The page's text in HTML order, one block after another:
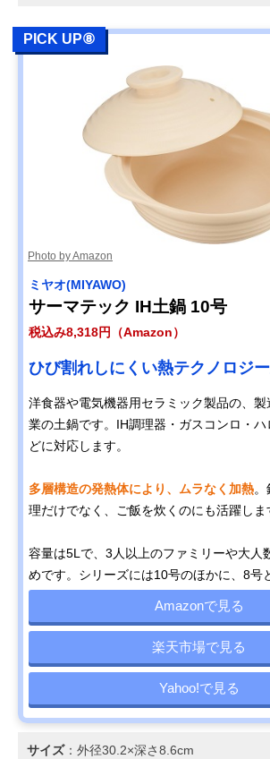
PICK UP⑧
Photo by Amazon
‎ミヤオ(MIYAWO)
サーマテック IH土鍋 10号
税込み8,318円（Amazon）
ひび割れしにくい熱テクノロジ
洋食器や電気機器用セラミック製品の、
業の土鍋です。IH調理器・ガスコンロ・
どに対応します。
多層構造の発熱体により、ムラなく加熱
理だけでなく、ご飯を炊くのにも活躍しま
容量は5Lで、3人以上のファミリーや大人
めです。シリーズには10号のほかに、8号
Amazonで見る
楽天市場で見る
Yahoo!で見る
サイズ：外径30.2×深さ8.6cm